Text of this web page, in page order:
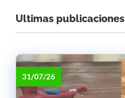
Ultimas publicaciones
31/07/26